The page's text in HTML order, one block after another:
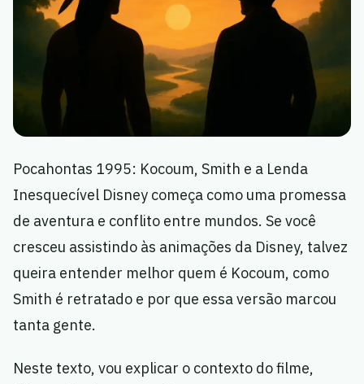
Pocahontas 1995: Kocoum, Smith e a Lenda
Inesquecível Disney começa como uma promessa
de aventura e conflito entre mundos. Se você
cresceu assistindo às animações da Disney, talvez
queira entender melhor quem é Kocoum, como
Smith é retratado e por que essa versão marcou
tanta gente.
Neste texto, vou explicar o contexto do filme,